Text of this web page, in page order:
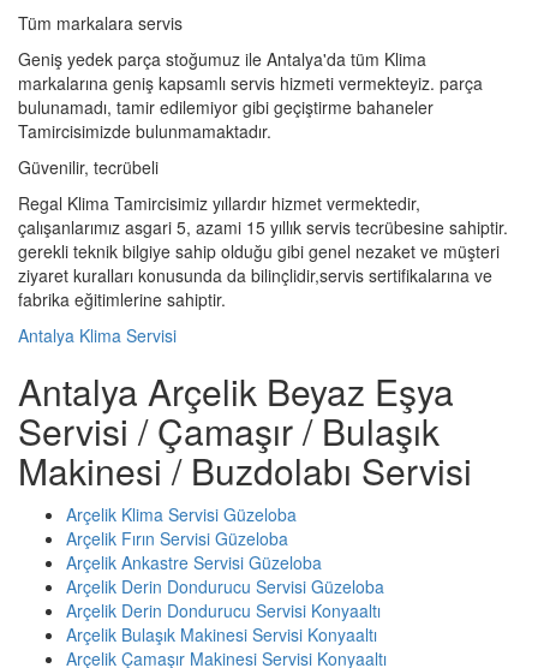
Tüm markalara servis
Geniş yedek parça stoğumuz ile Antalya'da tüm Klima
markalarına geniş kapsamlı servis hizmeti vermekteyiz. parça
bulunamadı, tamir edilemiyor gibi geçiştirme bahaneler
Tamircisimizde bulunmamaktadır.
Güvenilir, tecrübeli
Regal Klima Tamircisimiz yıllardır hizmet vermektedir,
çalışanlarımız asgari 5, azami 15 yıllık servis tecrübesine sahiptir.
gerekli teknik bilgiye sahip olduğu gibi genel nezaket ve müşteri
ziyaret kuralları konusunda da bilinçlidir,servis sertifikalarına ve
fabrika eğitimlerine sahiptir.
Antalya Klima Servisi
Antalya Arçelik Beyaz Eşya
Servisi / Çamaşır / Bulaşık
Makinesi / Buzdolabı Servisi
Arçelik Klima Servisi Güzeloba
Arçelik Fırın Servisi Güzeloba
Arçelik Ankastre Servisi Güzeloba
Arçelik Derin Dondurucu Servisi Güzeloba
Arçelik Derin Dondurucu Servisi Konyaaltı
Arçelik Bulaşık Makinesi Servisi Konyaaltı
Arçelik Çamaşır Makinesi Servisi Konyaaltı